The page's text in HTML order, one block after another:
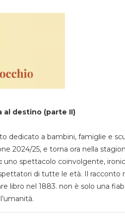
al destino (parte II)
dedicato a bambini, famiglie e
2024/25, e torna ora nella
uno spettacolo coinvolgente,
di tutte le età. Il racconto
libro nel 1883. non è solo una